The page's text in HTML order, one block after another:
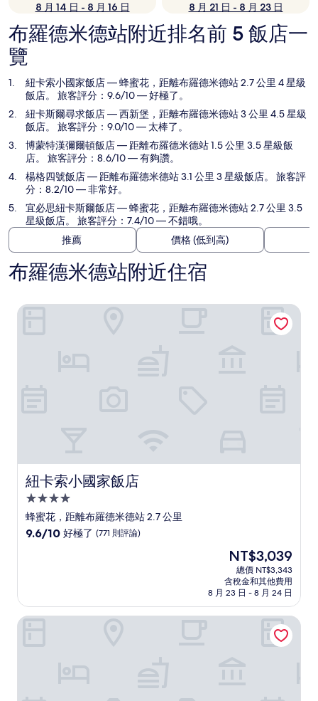
8 月 14 日 - 8 月 16 日
8 月 21 日 - 8 月 23 日
布羅德米德站附近排名前 5 飯店一
覽
紐卡索小國家飯店— 蜂蜜花，距離布羅德米德站 2.7 公里 4 星級
飯店。 旅客評分：9.6/10 — 好極了。
紐卡斯爾尋求飯店— 西新堡，距離布羅德米德站 3 公里 4.5 星級
飯店。 旅客評分：9.0/10 — 太棒了。
博蒙特漢彌爾頓飯店— 距離布羅德米德站 1.5 公里 3.5 星級飯
店。 旅客評分：8.6/10 — 有夠讚。
楊格四號飯店— 距離布羅德米德站 3.1 公里 3 星級飯店。 旅客評
分：8.2/10 — 非常好。
宜必思紐卡斯爾飯店— 蜂蜜花，距離布羅德米德站 2.7 公里 3.5
星級飯店。 旅客評分：7.4/10 — 不錯哦。
推薦
價格 (低到高)
布羅德米德站附近住宿
紐卡索小國家飯店
紐卡索小國家飯店
4.0
星
級
蜂蜜花，距離布羅德米德站 2.7 公里
9.6
好
極
9.6/10 好極了 (771 則評論)
現
在
價
格
為
NT$3,039
NT$3,039
總價 NT$3,343
含稅金和其他費用
8 月 23 日 - 8 月 24 日
紐卡索小國家飯店
紐卡斯爾尋求飯店